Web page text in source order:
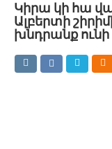
Կիրա կի հա
Ալբերտի
խնդրանք ունի